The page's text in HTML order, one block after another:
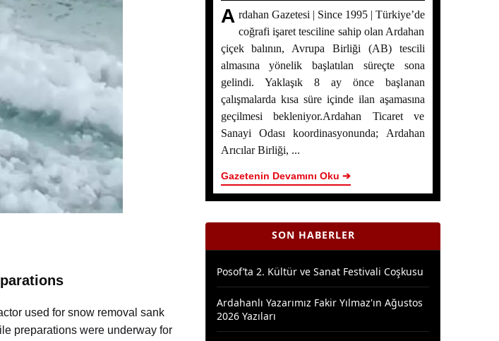
used for snow removal sank
preparations were underway for
A rdahan Gazetesi | Since 1995 | Türkiye’de
coğrafi işaret tesciline sahip olan Ardahan
çiçek balının, Avrupa Birliği (AB) tescili
almasına yönelik başlatılan süreçte sona
gelindi. Yaklaşık 8 ay önce başlanan
çalışmalarda kısa süre içinde ilan aşamasına
geçilmesi bekleniyor.Ardahan Ticaret ve
Sanayi Odası koordinasyonunda; Ardahan
Arıcılar Birliği, ...
Gazetenin Devamını Oku ➔
SON HABERLER
Ardahan Çiçek Balı İçin AB Tescilinde Sona
Doğru
Yaşar Geler’in 5 Bölümlük Dev Yazı Dizisi
Başladı! | Bölüm 1: Ardahan Akademi
Posof’ta 2. Kültür ve Sanat Festivali Coşkusu
Ardahanlı Yazarımız Fakir Yılmaz'ın Ağustos
Araştırmacı Yazar, Bora İzkübarlas İnsana